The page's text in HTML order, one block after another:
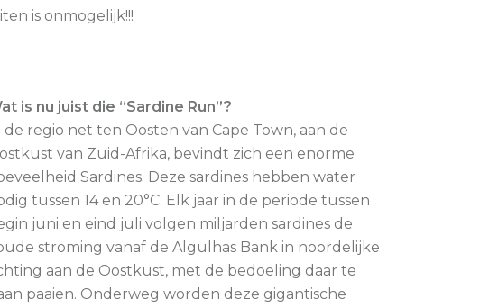
is onmogelijk!!!
is nu juist die “Sardine Run”?
de regio net ten Oosten van Cape Town, aan de
van Zuid-Afrika, bevindt zich een enorme
Sardines. Deze sardines hebben water
tussen 14 en 20°C. Elk jaar in de periode tussen
juni en eind juli volgen miljarden sardines de
stroming vanaf de Algulhas Bank in noordelijke
aan de Oostkust, met de bedoeling daar te
paaien. Onderweg worden deze gigantische